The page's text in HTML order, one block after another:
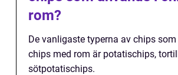
rom?
De vanligaste typerna av chips
chips med rom är potatischips,
sötpotatischips.